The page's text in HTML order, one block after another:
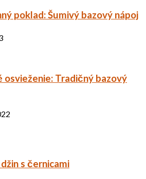
poklad: Šumivý bazový nápoj
osvieženie: Tradičný bazový
s černicami